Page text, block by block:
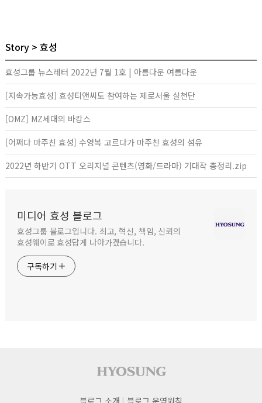
Story 효성
효성그룹 뉴스레터 2022년 7월 1호 | 아름다운 여름다운
[지속가능효성] 효성티앤씨도 참여하는 제로서울 실천단
[OMZ] MZ세대의 바캉스
[어쩌다 마주친 효성] 수영복 고르다가 마주친 효성의 섬유
2022년 하반기 OTT 오리지널 콘텐츠(영화/드라마) 기대작 총정리.zip
미디어 효성 블로그
효성그룹 블로그입니다. 최고, 혁신, 책임, 신뢰의
효성웨이로 효성답게 나아가겠습니다.
구독하기
사이트 푸터
블로그 소개 블로그 운영원칙